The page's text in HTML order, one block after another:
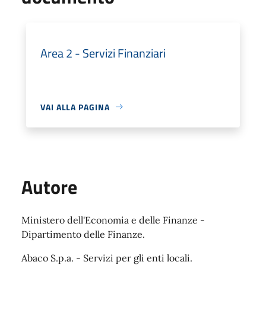
Area 2 - Servizi Finanziari
VAI ALLA PAGINA
Autore
Ministero dell'Economia e delle Finanze -
Dipartimento delle Finanze.
Abaco S.p.a. - Servizi per gli enti locali.